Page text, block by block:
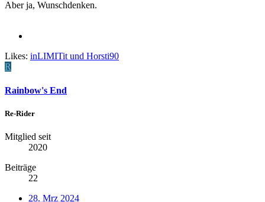
Aber ja, Wunschdenken.
Likes: inLIMITit und Horsti90
R
Rainbow's End
Re-Rider
Mitglied seit
2020
Beiträge
22
28. Mrz 2024